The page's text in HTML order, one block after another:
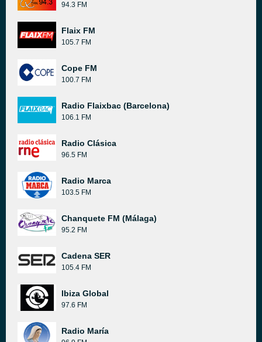
94.3 FM
Flaix FM
105.7 FM
Cope FM
100.7 FM
Radio Flaixbac (Barcelona)
106.1 FM
Radio Clásica
96.5 FM
Radio Marca
103.5 FM
Chanquete FM (Málaga)
95.2 FM
Cadena SER
105.4 FM
Ibiza Global
97.6 FM
Radio María